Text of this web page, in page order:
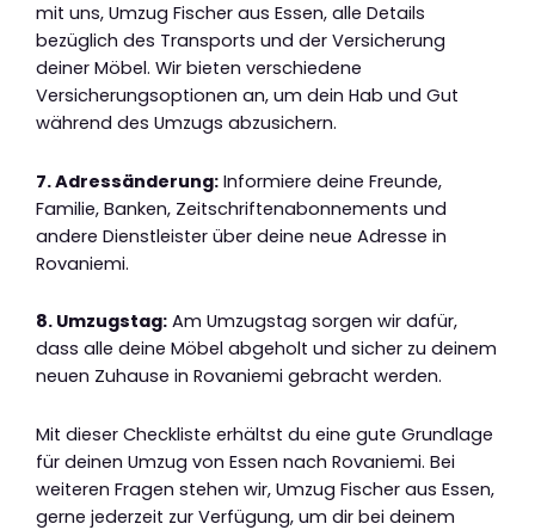
mit uns, Umzug Fischer aus Essen, alle Details
bezüglich des Transports und der Versicherung
deiner Möbel. Wir bieten verschiedene
Versicherungsoptionen an, um dein Hab und Gut
während des Umzugs abzusichern.
7. Adressänderung: Informiere deine Freunde,
Familie, Banken, Zeitschriftenabonnements und
andere Dienstleister über deine neue Adresse in
Rovaniemi.
8. Umzugstag: Am Umzugstag sorgen wir dafür,
dass alle deine Möbel abgeholt und sicher zu deinem
neuen Zuhause in Rovaniemi gebracht werden.
Mit dieser Checkliste erhältst du eine gute Grundlage
für deinen Umzug von Essen nach Rovaniemi. Bei
weiteren Fragen stehen wir, Umzug Fischer aus Essen,
gerne jederzeit zur Verfügung, um dir bei deinem